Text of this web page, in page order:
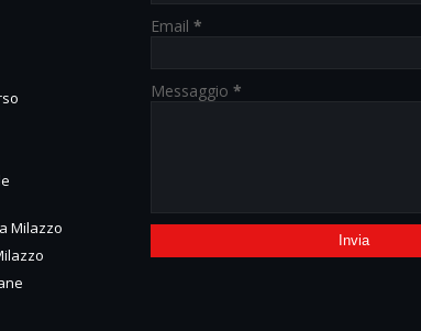
Milazzo
Email *
Messaggio *